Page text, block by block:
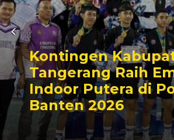
Kontingen
Tangerang Raih
Indoor Putera di
Banten 2026